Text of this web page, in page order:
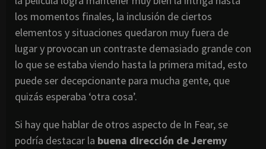
los momentos finales, la inclusión de ciertos
elementos y situaciones quedaron muy fuera de
lugar y provocan un contraste demasiado grande con
lo que se estaba viendo hasta la primera mitad, esto
puede ser decepcionante para mucha gente, que
quizás esperaba ‘otra cosa’.
Si hay que hablar de otros aspecto de In Fear, se
podría destacar la buena dirección de Jeremy